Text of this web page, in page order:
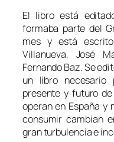
El libro está
formaba parte del
mes y está
Villanueva, José
Fernando Baz. Se
un libro necesario
presente y futuro
operan en España y
consumir cambian
gran turbulencia e